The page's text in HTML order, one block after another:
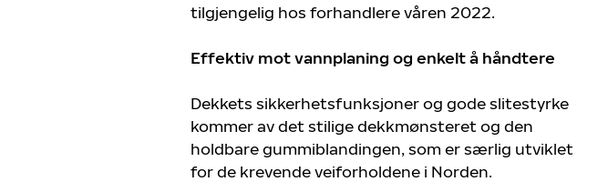
tilgjengelig hos forhandlere våren 2022.
Effektiv mot vannplaning og enkelt å håndtere
Dekkets sikkerhetsfunksjoner og gode slitestyrke
kommer av det stilige dekkmønsteret og den
holdbare gummiblandingen, som er særlig utviklet
for de krevende veiforholdene i Norden.